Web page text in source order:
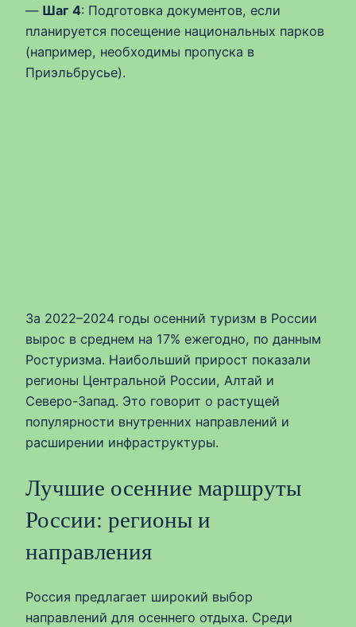
— Шаг 4: Подготовка документов, если
планируется посещение национальных парков
(например, необходимы пропуска в
Приэльбрусье).
За 2022–2024 годы осенний туризм в России
вырос в среднем на 17% ежегодно, по данным
Ростуризма. Наибольший прирост показали
регионы Центральной России, Алтай и
Северо-Запад. Это говорит о растущей
популярности внутренних направлений и
расширении инфраструктуры.
Лучшие осенние маршруты
России: регионы и
направления
Россия предлагает широкий выбор
направлений для осеннего отдыха. Среди